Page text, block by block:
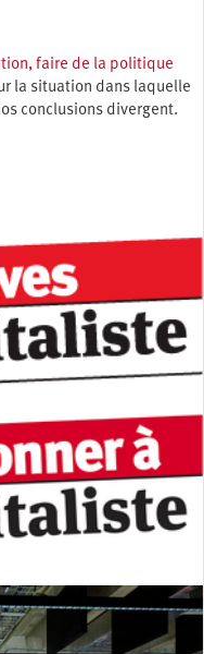
faire de la politique
la situation dans laquelle
conclusions divergent.